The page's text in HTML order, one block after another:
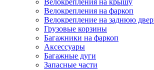
Велокрепления на фаркоп
Велокрепление на заднюю
Грузовые корзины
Багажники на фаркоп
Аксессуары
Багажные дуги
Запасные части